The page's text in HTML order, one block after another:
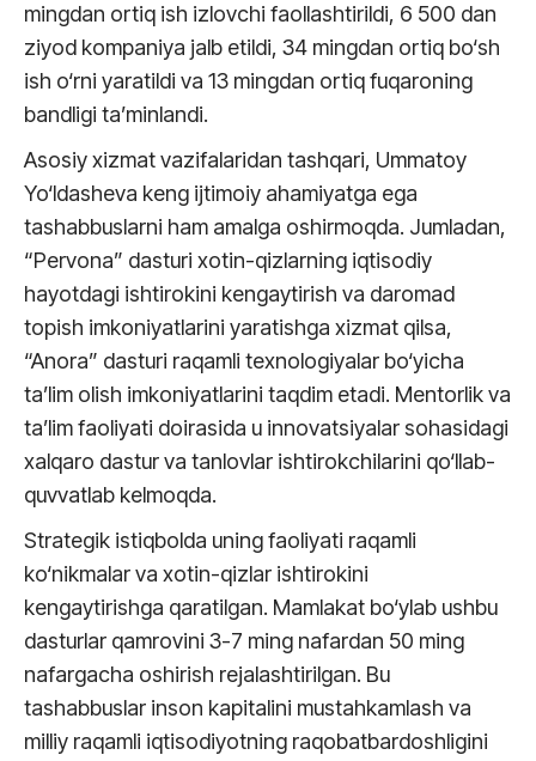
mingdan ortiq ish izlovchi faollashtirildi, 6 500 dan
ziyod kompaniya jalb etildi, 34 mingdan ortiq bo‘sh
ish o‘rni yaratildi va 13 mingdan ortiq fuqaroning
bandligi ta’minlandi.
Asosiy xizmat vazifalaridan tashqari, Ummatoy
Yo‘ldasheva keng ijtimoiy ahamiyatga ega
tashabbuslarni ham amalga oshirmoqda. Jumladan,
“Pervona” dasturi xotin-qizlarning iqtisodiy
hayotdagi ishtirokini kengaytirish va daromad
topish imkoniyatlarini yaratishga xizmat qilsa,
“Anora” dasturi raqamli texnologiyalar bo‘yicha
ta’lim olish imkoniyatlarini taqdim etadi. Mentorlik va
ta’lim faoliyati doirasida u innovatsiyalar sohasidagi
xalqaro dastur va tanlovlar ishtirokchilarini qo‘llab-
quvvatlab kelmoqda.
Strategik istiqbolda uning faoliyati raqamli
ko‘nikmalar va xotin-qizlar ishtirokini
kengaytirishga qaratilgan. Mamlakat bo‘ylab ushbu
dasturlar qamrovini 3-7 ming nafardan 50 ming
nafargacha oshirish rejalashtirilgan. Bu
tashabbuslar inson kapitalini mustahkamlash va
milliy raqamli iqtisodiyotning raqobatbardoshligini